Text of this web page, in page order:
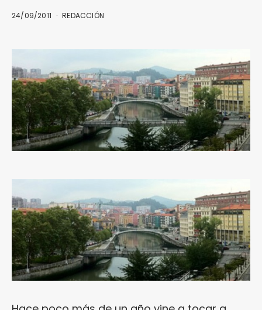
24/09/2011 REDACCIÓN